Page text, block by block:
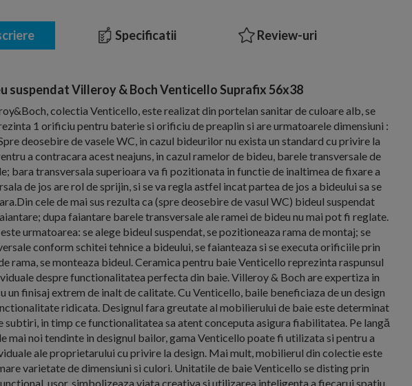
Specificatii Review-uri
suspendat Villeroy & Boch Venticello Suprafix 56x38
colectia Venticello, este realizat din portelan sanitar de culoare alb, se
1 orificiu pentru baterie si orificiu de preaplin si are urmatoarele dimensiuni :
deosebire de vasele WC, in cazul bideurilor nu exista un standard cu privire la
a contracara acest neajuns, in cazul ramelor de bideu, barele transversale de
bara transversala superioara va fi pozitionata in functie de inaltimea de fixare a
de jos are rol de sprijin, si se va regla astfel incat partea de jos a bideului sa se
cele de mai sus rezulta ca (spre deosebire de vasul WC) bideul suspendat
dupa faiantare barele transversale ale ramei de bideu nu mai pot fi reglate.
urmatoarea: se alege bideul suspendat, se pozitioneaza rama de montaj; se
conform schitei tehnice a bideului, se faianteaza si se executa orificiile prin
rama, se monteaza bideul. Ceramica pentru baie Venticello reprezinta raspunsul
despre functionalitatea perfecta din baie. Villeroy & Boch are expertiza in
un finisaj extrem de inalt de calitate. Cu Venticello, baile beneficiaza de un design
ridicata. Designul fara greutate al mobilierului de baie este determinat
subtiri, in timp ce functionalitatea sa atent conceputa asigura fiabilitatea. Pe langă
mai noi tendinte in designul bailor, gama Venticello poate fi utilizata si pentru a
ale proprietarului cu privire la design. Mai mult, mobilierul din colectie este
varietate de dimensiuni si culori. Unitatile de baie Venticello se disting prin
usor, simbolizeaza viata creativa si utilizarea inteligenta a fiecarui spatiu.